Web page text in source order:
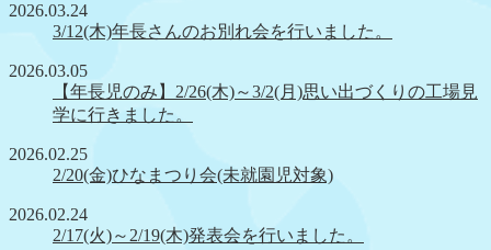
2026.03.24
3/12(木)年長さんのお別れ会を行いました。
2026.03.05
【年長児のみ】2/26(木)～3/2(月)思い出づくりの工場見
学に行きました。
2026.02.25
2/20(金)ひなまつり会(未就園児対象)
2026.02.24
2/17(火)～2/19(木)発表会を行いました。